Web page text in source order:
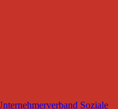
Soziale